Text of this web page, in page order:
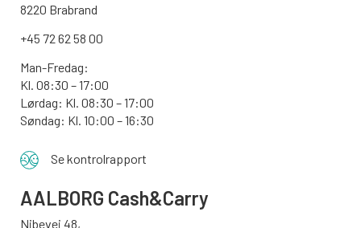
8220 Brabrand
+45 72 62 58 00
Man-Fredag:
Kl. 08:30 – 17:00
Lørdag: Kl. 08:30 – 17:00
Søndag: Kl. 10:00 – 16:30
Se kontrolrapport
AALBORG Cash&Carry
Nibevej 48,